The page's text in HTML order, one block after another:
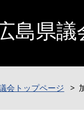
島県議
会トップページ